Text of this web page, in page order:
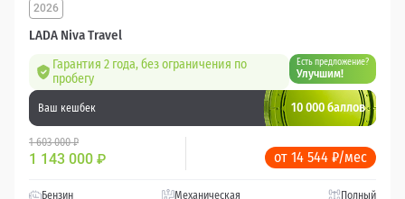
LADA Niva Travel
2026
Гарантия 2 года, без ограничения по
пробегу
Есть предложение?
Улучшим!
Ваш кешбек 10 000 баллов
1 603 000 ₽
1 143 000 ₽ от 14 544 ₽/мес
Бензин Механическая Полный